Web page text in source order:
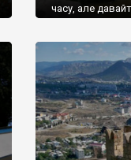
часу, але